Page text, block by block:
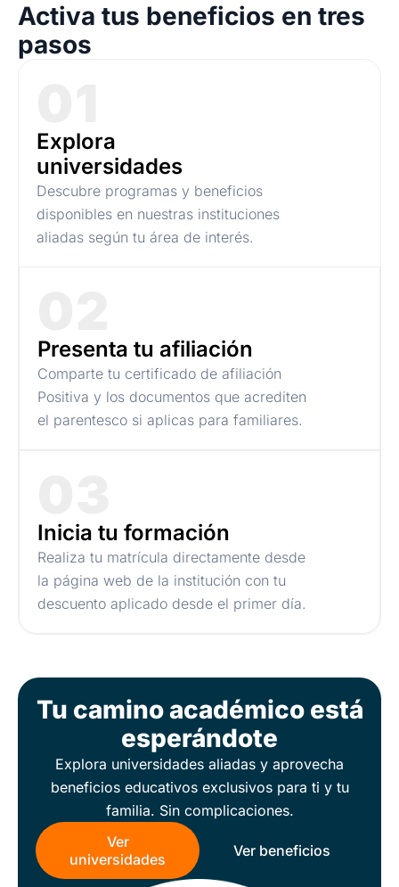
Activa tus beneficios en tres
pasos
Explora
universidades
Descubre programas y beneficios
disponibles en nuestras instituciones
aliadas según tu área de interés.
Presenta tu afiliación
Comparte tu certificado de afiliación
Positiva y los documentos que acrediten
el parentesco si aplicas para familiares.
Inicia tu formación
Realiza tu matrícula directamente desde
la página web de la institución con tu
descuento aplicado desde el primer día.
Tu camino académico está
esperándote
Explora universidades aliadas y aprovecha
beneficios educativos exclusivos para ti y tu
familia. Sin complicaciones.
Ver
universidades
Ver beneficios